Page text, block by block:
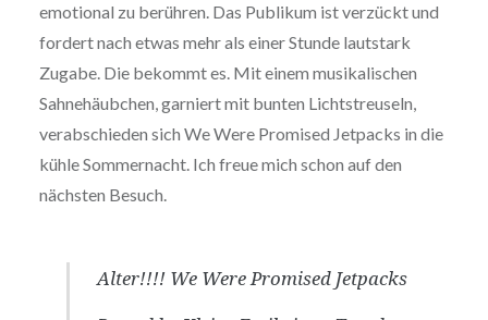
emotional zu berühren. Das Publikum ist verzückt und
fordert nach etwas mehr als einer Stunde lautstark
Zugabe. Die bekommt es. Mit einem musikalischen
Sahnehäubchen, garniert mit bunten Lichtstreuseln,
verabschieden sich We Were Promised Jetpacks in die
kühle Sommernacht. Ich freue mich schon auf den
nächsten Besuch.
Alter!!!! We Were Promised Jetpacks